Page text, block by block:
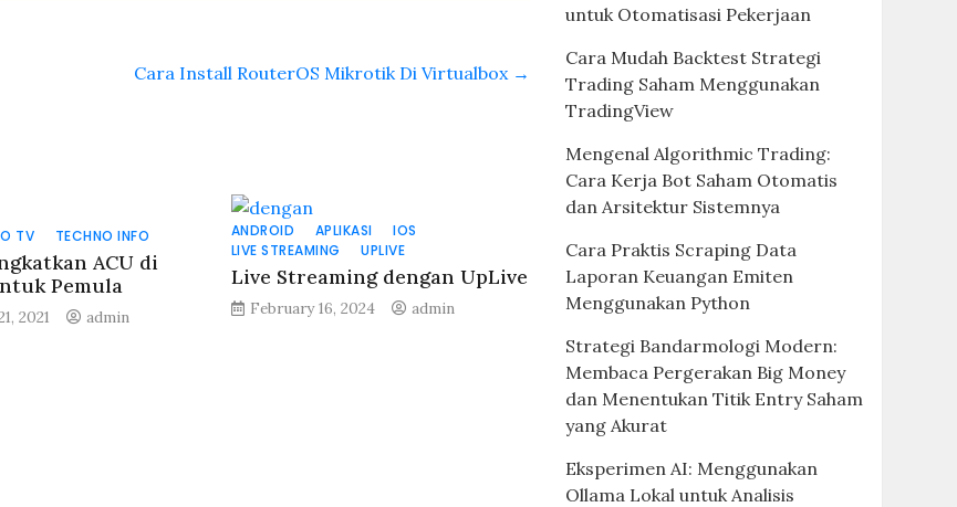
Cara Install RouterOS Mikrotik Di Virtualbox →
TV TECHNO INFO
ACU di
Pemula
2021 admin
ANDROID APLIKASI
IOS
LIVE STREAMING
UPLIVE
Live Streaming dengan UpLive
February 16, 2024 admin
untuk Otomatisasi Pekerjaan
Cara Mudah Backtest Strategi
Trading Saham Menggunakan
TradingView
Mengenal Algorithmic Trading:
Cara Kerja Bot Saham Otomatis
dan Arsitektur Sistemnya
Cara Praktis Scraping Data
Laporan Keuangan Emiten
Menggunakan Python
Strategi Bandarmologi Modern:
Membaca Pergerakan Big Money
dan Menentukan Titik Entry Saham
yang Akurat
Eksperimen AI: Menggunakan
Ollama Lokal untuk Analisis